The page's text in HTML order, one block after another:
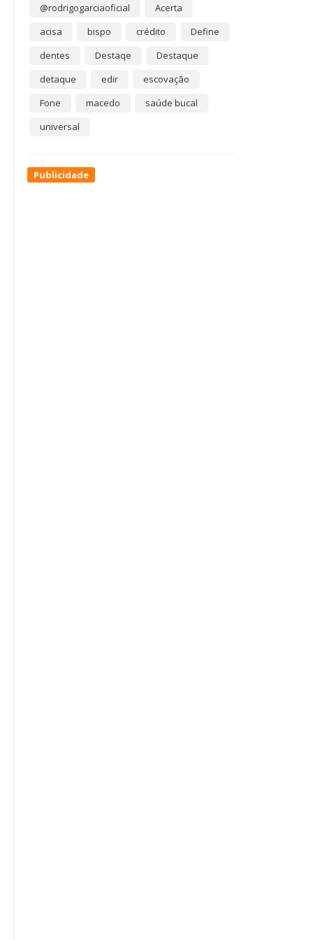
@rodrigogarciaoficial
Acerta
acisa
bispo crédito
Define
dentes
Destaqe
Destaque
detaque
edir
escovação
Fone
macedo
saúde bucal
universal
Publicidade